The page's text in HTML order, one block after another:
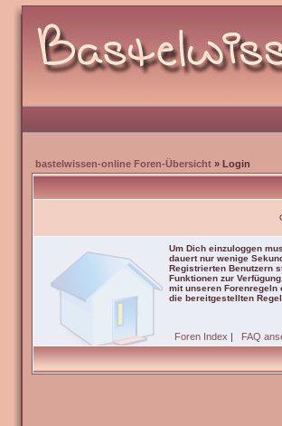
bastelwissen-online Foren-Übersicht » Login
Um Dich einzuloggen
dauert nur wenige
Registrierten Benutzern
Funktionen zur
mit unseren
die bereitgestellten
Foren Index | FAQ